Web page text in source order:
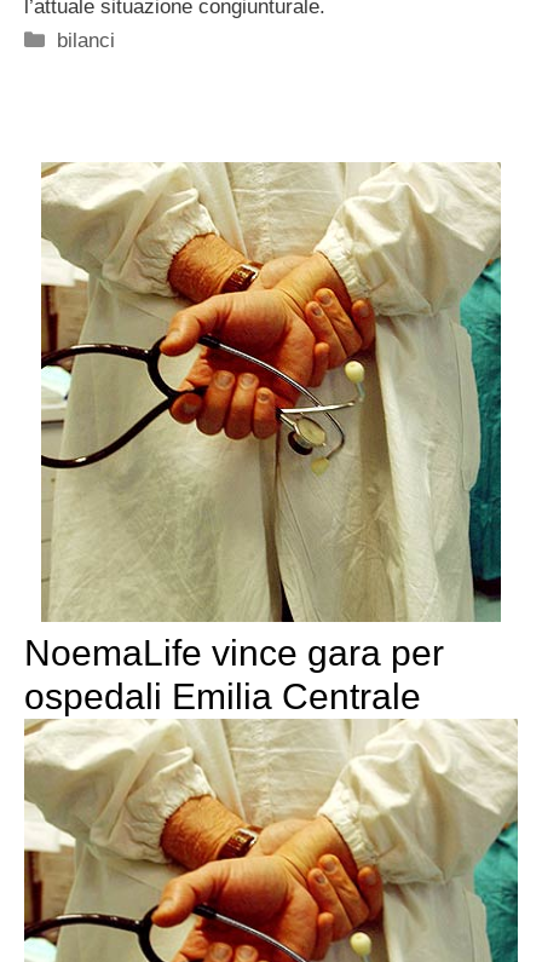
l’attuale situazione congiunturale.
Categorie
bilanci
NoemaLife vince gara per
ospedali Emilia Centrale